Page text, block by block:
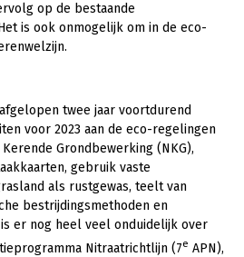
op de bestaande
is ook onmogelijk om in de eco-
twee jaar voortdurend
voor 2023 aan de eco-regelingen
Grondbewerking (NKG),
gebruik vaste
als rustgewas, teelt van
bestrijdingsmethoden en
er nog heel veel onduidelijk over
Nitraatrichtlijn (7e APN),